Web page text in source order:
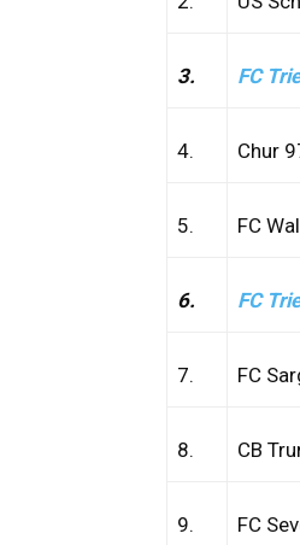
3. FC
4. Chur
5. FC
6. FC
7. FC
8. CB
9. FC